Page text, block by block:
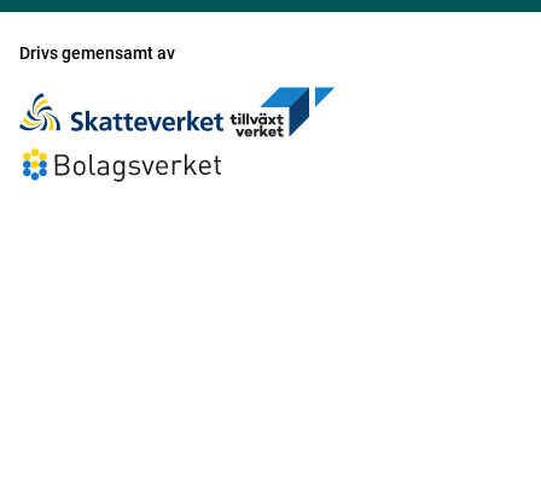
Drivs gemensamt av